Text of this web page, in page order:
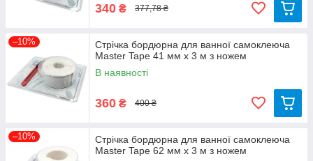
340 ₴ 377,78 ₴
–10%
Стрічка бордюрна для ванної самоклеюча
Master Tape 41 мм х 3 м з ножем
В наявності
360 ₴ 400 ₴
–10%
Стрічка бордюрна для ванної самоклеюча
Master Tape 62 мм х 3 м з ножем